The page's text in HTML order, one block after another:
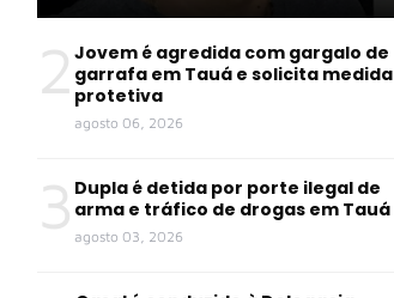
2 Jovem é agredida com gargalo de
garrafa em Tauá e solicita medida
protetiva
agosto 06, 2026
3 Dupla é detida por porte ilegal de
arma e tráfico de drogas em Tauá
agosto 03, 2026